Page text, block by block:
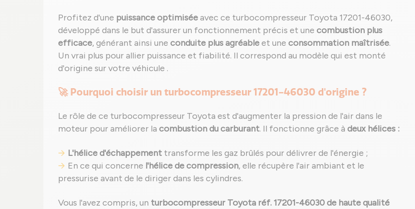
Profitez d'une puissance optimiséeavec ce turbocompresseur Toyota 17201-46030,
développé dans le but d'assurer un fonctionnement précis et une combustion plus
efficace, générant ainsi une conduite plus agréableet une consommation maîtrisée.
Un vrai plus pour allier puissance et fiabilité. Il correspond au modèle qui est monté
d'origine sur votre véhicule .
🚀 Pourquoi choisir un turbocompresseur 17201-46030 d'origine ?
Le rôle de ce turbocompresseur Toyota est d'augmenter la pression de l'air dans le
moteur pour améliorer la combustion du carburant. Il fonctionne grâce à deux hélices :
L'hélice d'échappement transforme les gaz brûlés pour délivrer de l'énergie ;
En ce qui concerne l'hélice de compression, elle récupère l'air ambiant et le
pressurise avant de le diriger dans les cylindres.
Vous l'avez compris, un turbocompresseur Toyota réf. 17201-46030 de haute qualité